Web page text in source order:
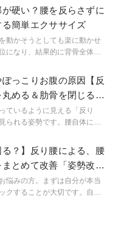
しで効果を実感できるので、
い。
硬い？腰を反らさずに
簡単エクササイズ
動かそうとしても楽に動かせ
になり、結果的に背骨全体、
ずに背骨を動かすエクササイ
ってみませんか？
っこりお腹の原因【反
める＆肋骨を閉じるス
ているように見える「反り
られる姿勢です。腰自体に負
因にもなっています。姿勢改
クを行う基本です。心当たり
直して体の負担を減らしてい
る？】反り腰による、腰
とめて改善「姿勢改善
悩みの方。まずは自分が本当
クすることが大切です。自分